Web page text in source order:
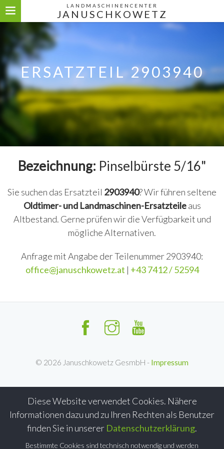
LANDMASCHINENCENTER
JANUSCHKOWETZ
Diese Website verwendet Cookies. Nähere
Informationen dazu und zu Ihren Rechten als Benutzer
finden Sie in unserer Datenschutzerklärung.
Bestimmte Cookies sind technisch notwendig und werden
ERSATZTEIL 2903940
Bezeichnung: Pinselbürste 5/16"
Sie suchen das Ersatzteil 2903940? Wir führen seltene
Oldtimer- und Landmaschinen-Ersatzteileaus
Altbestand. Gerne prüfen wir die Verfügbarkeit und
mögliche Alternativen.
Anfrage mit Angabe der Teilenummer 2903940:
office@januschkowetz.at | +43 7412 / 52594
© 2026 Januschkowetz GesmbH - Impressum